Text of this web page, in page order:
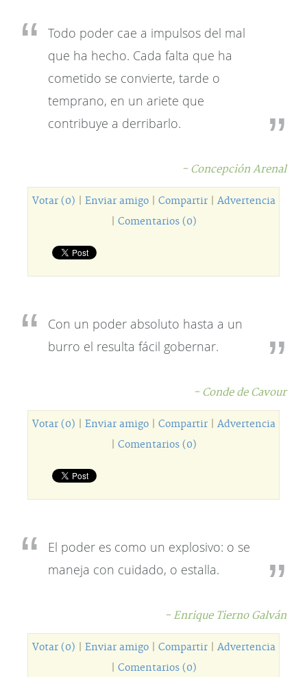
Todo poder cae a impulsos del mal
que ha hecho. Cada falta que ha
cometido se convierte, tarde o
temprano, en un ariete que
contribuye a derribarlo.
- Concepción Arenal
Votar (0) Enviar amigo| Compartir| Advertencia
Comentarios (0)
Con un poder absoluto hasta a un
burro el resulta fácil gobernar.
- Conde de Cavour
Votar (0) Enviar amigo| Compartir| Advertencia
Comentarios (0)
El poder es como un explosivo: o se
maneja con cuidado, o estalla.
- Enrique Tierno Galván
Votar (0) Enviar amigo| Compartir| Advertencia
Comentarios (0)